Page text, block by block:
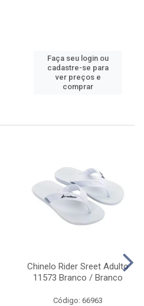
Faça seu login ou
cadastre-se para
ver preços e
comprar
Chinelo Rider Sreet Adulto
11573 Branco / Branco
Código: 66963